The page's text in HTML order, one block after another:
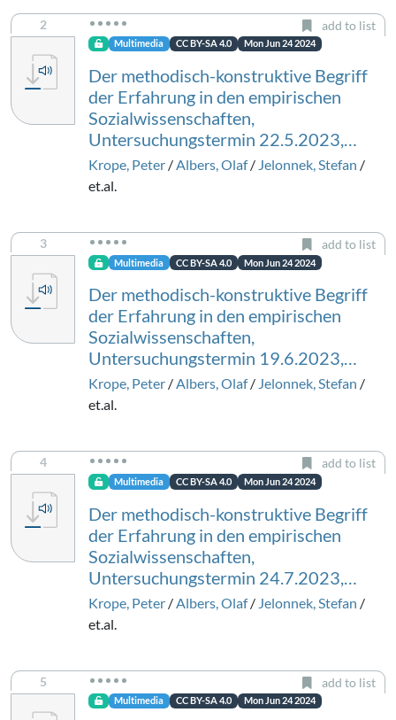
2 add to list
Multimedia CC BY-SA 4.0 Mon Jun 24 2024
Der methodisch-konstruktive Begriff
der Erfahrung in den empirischen
Sozialwissenschaften,
Untersuchungstermin 22.5.2023,…
Krope, Peter /Albers, Olaf/ Jelonnek, Stefan /
et.al.
3 add to list
Multimedia CC BY-SA 4.0 Mon Jun 24 2024
Der methodisch-konstruktive Begriff
der Erfahrung in den empirischen
Sozialwissenschaften,
Untersuchungstermin 19.6.2023,…
Krope, Peter /Albers, Olaf/ Jelonnek, Stefan /
et.al.
4 add to list
Multimedia CC BY-SA 4.0 Mon Jun 24 2024
Der methodisch-konstruktive Begriff
der Erfahrung in den empirischen
Sozialwissenschaften,
Untersuchungstermin 24.7.2023,…
Krope, Peter / Albers, Olaf/ Jelonnek, Stefan /
et.al.
5 add to list
Multimedia CC BY-SA 4.0 Mon Jun 24 2024